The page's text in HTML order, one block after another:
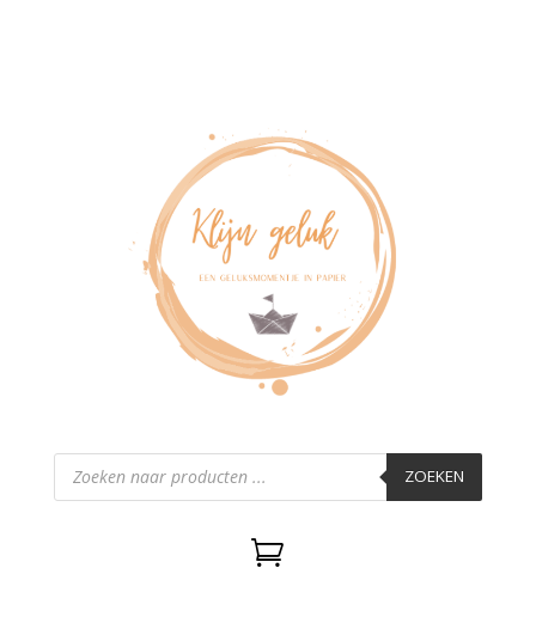
Producten
zoeken ZOEKEN
